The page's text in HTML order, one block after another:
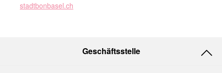
stadtbonbasel.ch
Geschäftsstelle